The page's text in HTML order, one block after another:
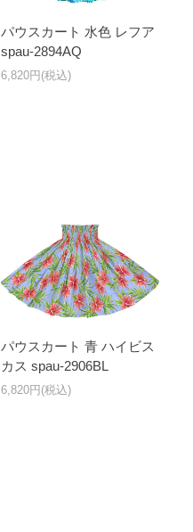
パウスカート 水色 レフア
spau-2894AQ
6,820円(税込)
パウスカート 青 ハイビス
カス spau-2906BL
6,820円(税込)